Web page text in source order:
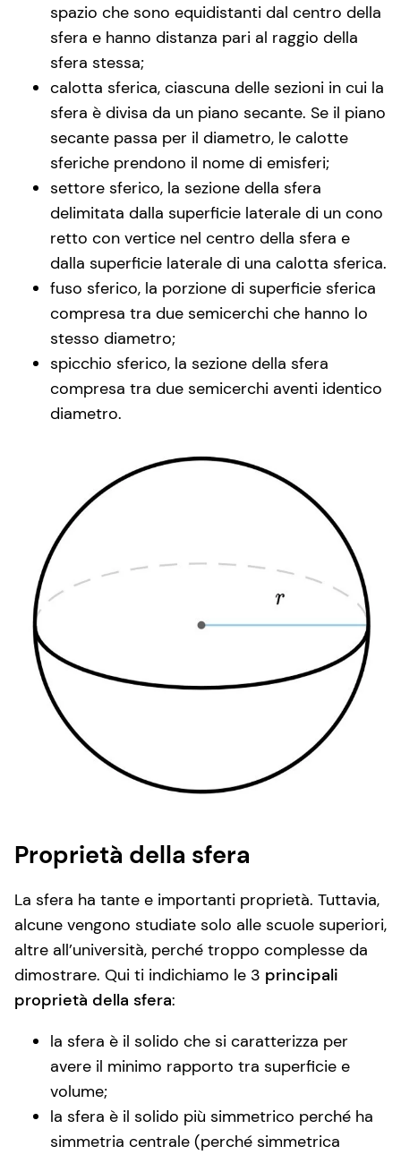
spazio che sono equidistanti dal centro della
sfera e hanno distanza pari al raggio della
sfera stessa;
calotta sferica, ciascuna delle sezioni in cui la
sfera è divisa da un piano secante. Se il piano
secante passa per il diametro, le calotte
sferiche prendono il nome di emisferi;
settore sferico, la sezione della sfera
delimitata dalla superficie laterale di un cono
retto con vertice nel centro della sfera e
dalla superficie laterale di una calotta sferica.
fuso sferico, la porzione di superficie sferica
compresa tra due semicerchi che hanno lo
stesso diametro;
spicchio sferico, la sezione della sfera
compresa tra due semicerchi aventi identico
diametro.
Proprietà della sfera
La sfera ha tante e importanti proprietà. Tuttavia,
alcune vengono studiate solo alle scuole superiori,
altre all’università, perché troppo complesse da
dimostrare. Qui ti indichiamo le 3 principali
proprietà della sfera:
la sfera è il solido che si caratterizza per
avere il minimo rapporto tra superficie e
volume;
la sfera è il solido più simmetrico perché ha
simmetria centrale (perché simmetrica